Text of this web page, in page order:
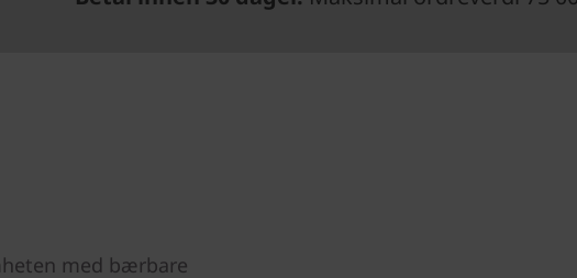
med bærbare